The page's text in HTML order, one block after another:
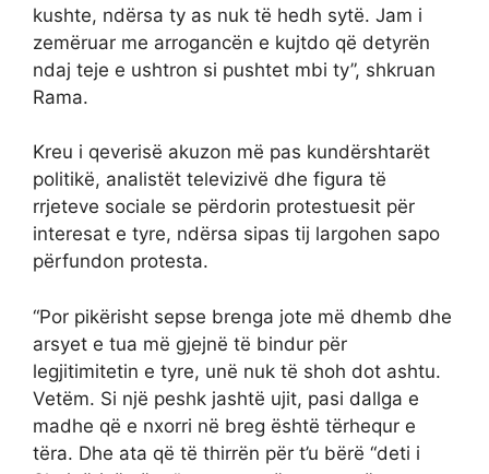
kushte, ndërsa ty as nuk të hedh sytë. Jam i
zemëruar me arrogancën e kujtdo që detyrën
ndaj teje e ushtron si pushtet mbi ty”, shkruan
Rama.
Kreu i qeverisë akuzon më pas kundërshtarët
politikë, analistët televizivë dhe figura të
rrjeteve sociale se përdorin protestuesit për
interesat e tyre, ndërsa sipas tij largohen sapo
përfundon protesta.
“Por pikërisht sepse brenga jote më dhemb dhe
arsyet e tua më gjejnë të bindur për
legjitimitetin e tyre, unë nuk të shoh dot ashtu.
Vetëm. Si një peshk jashtë ujit, pasi dallga e
madhe që e nxorri në breg është tërhequr e
tëra. Dhe ata që të thirrën për t’u bërë “deti i